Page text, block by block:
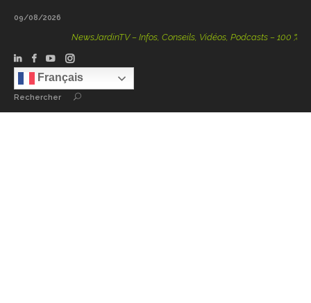
09/08/2026
NewsJardinTV – Infos, Conseils, Vidéos, Podcasts – 100 % Nature
Français
Rechercher